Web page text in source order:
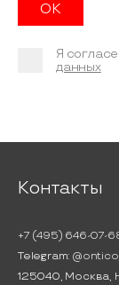
Я
данных
Контакты
+7 (495) 646-07-
Telegram:
125040, Москва,